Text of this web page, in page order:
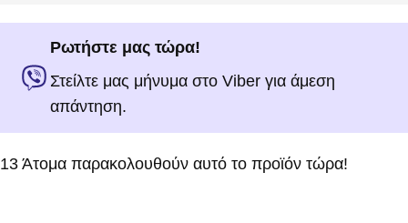
Ρωτήστε μας τώρα!
Στείλτε μας μήνυμα στο Viber για άμεση
απάντηση.
13 Άτομα παρακολουθούν αυτό το προϊόν τώρα!